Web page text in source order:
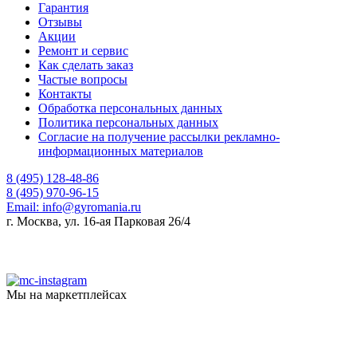
Гарантия
Отзывы
Акции
Ремонт и сервис
Как сделать заказ
Частые вопросы
Контакты
Обработка персональных данных
Политика персональных данных
Согласие на получение рассылки рекламно-
информационных материалов
8 (495) 128-48-86
8 (495) 970-96-15
Email: info@gyromania.ru
г. Москва, ул. 16-ая Парковая 26/4
Мы на маркетплейсах